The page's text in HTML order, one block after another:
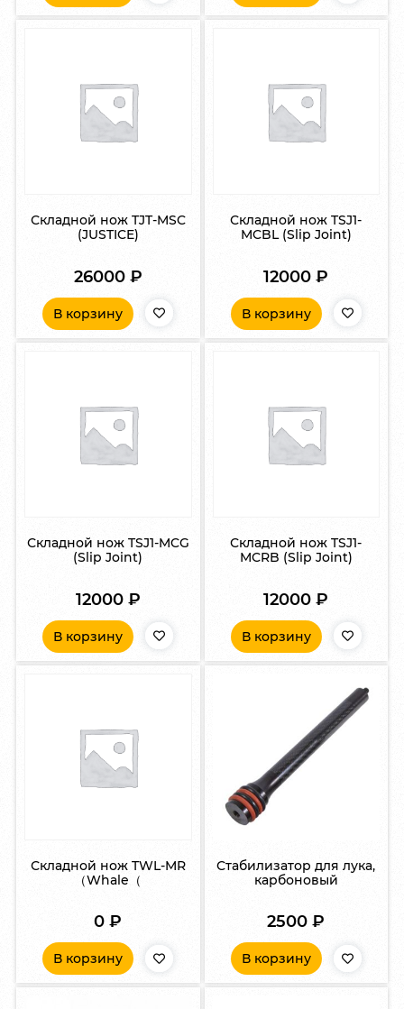
Складной нож TJT-MSC
(JUSTICE)
26000 ₽
В корзину
Складной нож TSJ1-
MCBL (Slip Joint)
12000₽
В корзину
Складной нож TSJ1-MCG
(Slip Joint)
12000 ₽
В корзину
Складной нож TSJ1-
MCRB (Slip Joint)
12000₽
В корзину
Складной нож TWL-MR
（Whale（
0₽
В корзину
Стабилизатор для лука,
карбоновый
2500₽
В корзину